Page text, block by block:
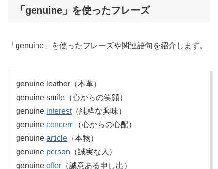
「genuine」を使ったフレーズ
「genuine」を使ったフレーズや関連語句を紹介します。
genuine leather（本革）
genuine smile（心からの笑顔）
genuine interest（純粋な興味）
genuine concern （心からの心配）
genuine article （本物）
genuine person （誠実な人）
genuine offer （誠意ある申し出）